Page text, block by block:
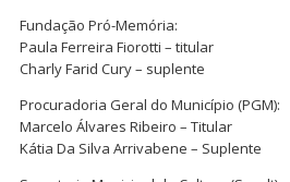
Fundação Pró-Memória:
Paula Ferreira Fiorotti – titular
Charly Farid Cury – suplente
Procuradoria Geral do Município (PGM):
Marcelo Álvares Ribeiro – Titular
Kátia Da Silva Arrivabene – Suplente